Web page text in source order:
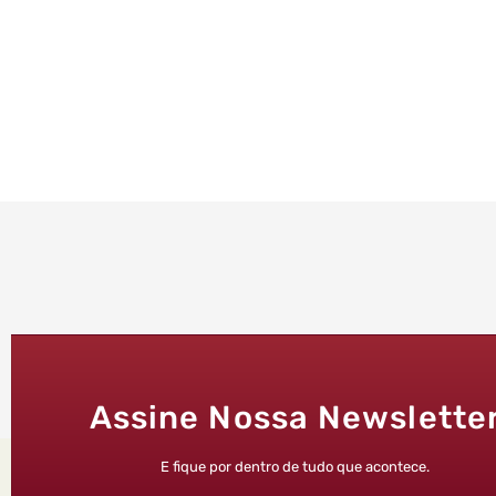
Assine Nossa
E fique por dentro de tudo que acontece.